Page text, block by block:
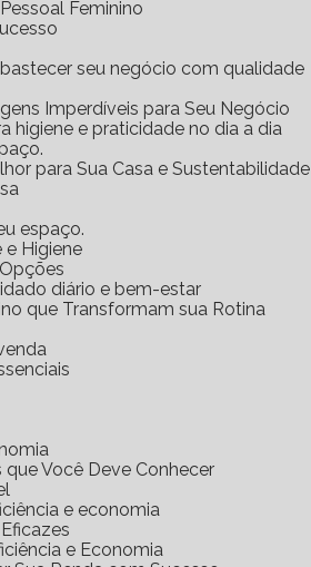
Feminino
seu negócio com qualidade
Imperdíveis para Seu Negócio
higiene e praticidade no dia a dia
para Sua Casa e Sustentabilidade
espaço.
e Higiene
diário e bem-estar
que Transformam sua Rotina
Você Deve Conhecer
e economia
e Economia